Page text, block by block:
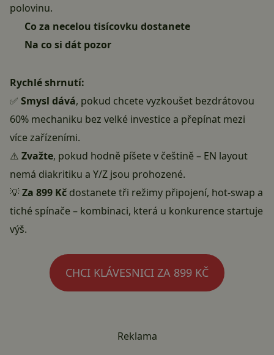
polovinu.
Co za necelou tisícovku dostanete
Na co si dát pozor
Rychlé shrnutí:
✅ Smysl dává, pokud chcete vyzkoušet bezdrátovou
60% mechaniku bez velké investice a přepínat mezi
více zařízeními.
⚠️ Zvažte, pokud hodně píšete v češtině – EN layout
nemá diakritiku a Y/Z jsou prohozené.
💡Za 899 Kč dostanete tři režimy připojení, hot-swap a
tiché spínače – kombinaci, která u konkurence startuje
výš.
CHCI KLÁVESNICI ZA 899 KČ
Reklama